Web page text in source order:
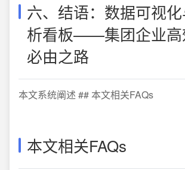
六、结语：数据可视
析看板——集团企业高
必由之路
本文系统阐述 ## 本文相关FAQs
本文相关FAQs